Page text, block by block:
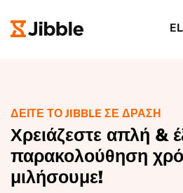
EL
ΔΕΊΤΕ ΤΟ JIBBLE ΣΕ ΔΡΆΣΗ
Χρειάζεστε απλή &
παρακολούθηση
μιλήσουμε!